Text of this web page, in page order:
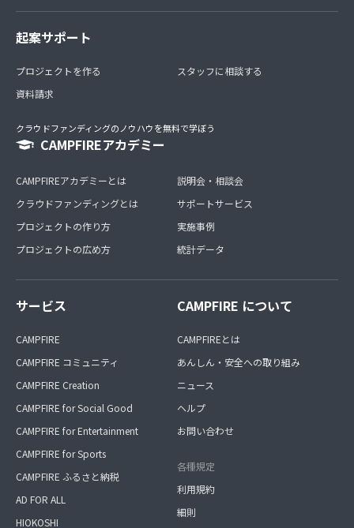
起案サポート
プロジェクトを作る
資料請求
スタッフに相談する
クラウドファンディングのノウハウを無料で学ぼう
CAMPFIREアカデミー
CAMPFIREアカデミーとは
クラウドファンディングとは
プロジェクトの作り方
プロジェクトの広め方
説明会・相談会
サポートサービス
実施事例
統計データ
サービス
CAMPFIRE
CAMPFIRE コミュニティ
CAMPFIRE Creation
CAMPFIRE for Social Good
CAMPFIRE for Entertainment
CAMPFIRE for Sports
CAMPFIRE ふるさと納税
AD FOR ALL
HIOKOSHI
CAMPFIRE について
CAMPFIREとは
あんしん・安全への取り組み
ニュース
ヘルプ
お問い合わせ
各種規定
利用規約
細則